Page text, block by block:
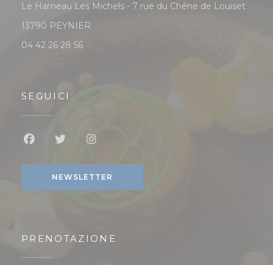
Le Hameau Les Michels - 7 rue du Chêne de Louiset
13790 PEYNIER
04 42 26 28 56
SEGUICI
NEWSLETTER
PRENOTAZIONE